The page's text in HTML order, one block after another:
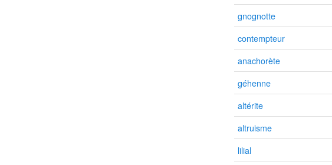
gnognotte
contempteur
anachorète
géhenne
altérite
altruisme
lilial